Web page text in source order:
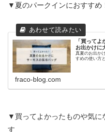
▼夏のパークインにおすすめ
「買って
お出かけに
真夏のお出か
すめの使い方
fraco-blog.com
▼買ってよかったものや気に
す